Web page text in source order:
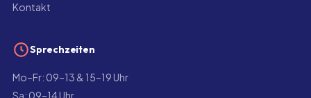
Kontakt
Sprechzeiten
Mo–Fr: 09–13 & 15–19 Uhr
Sa: 09–14 Uhr